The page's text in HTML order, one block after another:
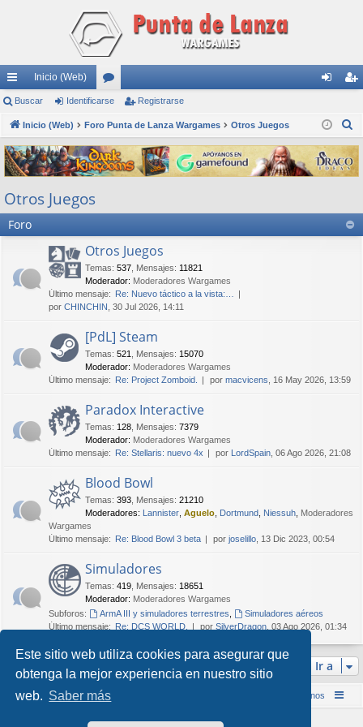
Este sitio web utiliza cookies para asegurar que
obtenga la mejor experiencia en nuestro sitio
web. Saber más
nl
ac
es
rá
pi
do
Inicio (Web)
or
os nti
fic
ar
ist
ra
rs
Buscar Identificarse Registrarse
Inicio (Web) Foro Punta de Lanza Wargames Otros Juegos
s
c
r
Otros Juegos
Foro
Otros Juegos
Temas: 537 Mensajes: 11821
Moderador: Moderadores Wargames
Último mensaje: Re: Nuevo táctico a la vista:…
por CHINCHIN , 30 Jul 2026, 14:11
[PdL] Steam
Temas: 521 Mensajes: 15070
Moderador: Moderadores Wargames
Último mensaje: Re: Project Zomboid. por macvicens , 16 May 2026, 13:59
Paradox Interactive
Temas: 128 Mensajes: 7379
Moderador: Moderadores Wargames
Último mensaje: Re: Stellaris: nuevo 4x por LordSpain , 06 Ago 2026, 21:08
Blood Bowl
Temas: 393 Mensajes: 21210
Moderadores: Lannister Aguelo Dortmund Niessuh Moderadores
Wargames
Último mensaje: Re: Blood Bowl 3 beta por joselillo , 13 Dic 2023, 00:54
Simuladores
Temas: 419 Mensajes: 18651
Moderador: Moderadores Wargames
Subforos:
ArmA III y simuladores terrestres
Simuladores aéreos
Último mensaje: Re: DCS WORLD. por SilverDragon , 03 Ago 2026, 01:34
Ir a
Inicio (Web) Foro Punta de Lanza Wargames Contáctenos
Desarrollado porphpBB® Forum Software © phpBB Limited